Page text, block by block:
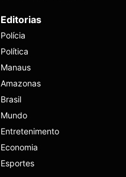
Editorias
Polícia
Política
Manaus
Amazonas
Brasil
Mundo
Entretenimento
Economia
Esportes